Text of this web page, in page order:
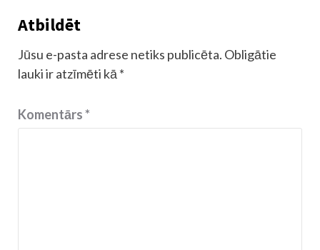
Atbildēt
Jūsu e-pasta adrese netiks publicēta. Obligātie
lauki ir atzīmēti kā *
Komentārs*